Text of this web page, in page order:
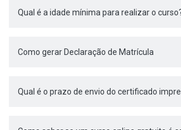
Qual é a idade mínima para realizar o
Como gerar Declaração de Matrícula
Qual é o prazo de envio do certificado